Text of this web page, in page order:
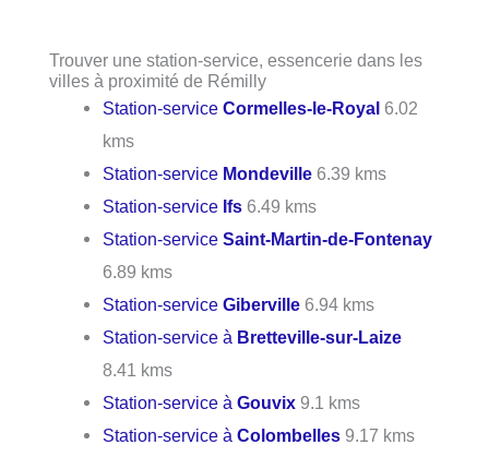
Trouver une station-service, essencerie dans les
villes à proximité de Rémilly
Station-serviceCormelles-le-Royal 6.02
kms
Station-service Mondeville 6.39 kms
Station-service Ifs 6.49 kms
Station-serviceSaint-Martin-de-Fontenay
6.89 kms
Station-serviceGiberville 6.94 kms
Station-service à Bretteville-sur-Laize
8.41 kms
Station-service àGouvix 9.1 kms
Station-service àColombelles 9.17 kms